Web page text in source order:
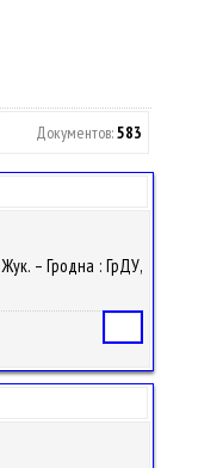
Документов:583
Жук. – Гродна : ГрДУ,